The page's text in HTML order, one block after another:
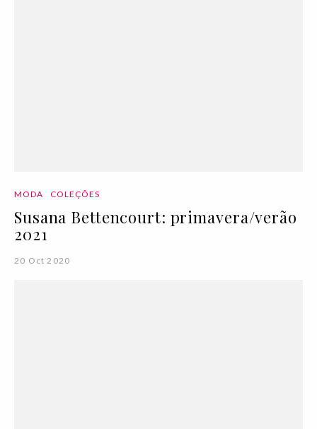
MODA COLEÇÕES
Susana Bettencourt: primavera/verão
2021
20 Oct 2020